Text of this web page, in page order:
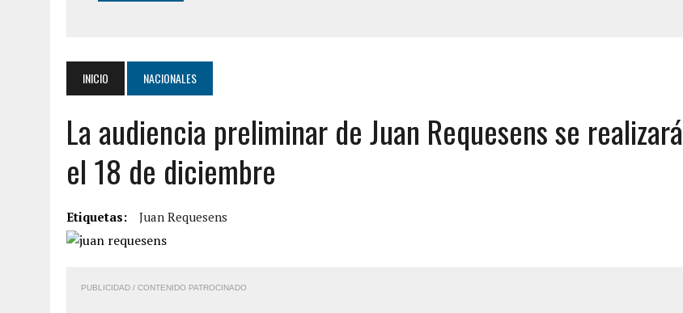
2 AGOSTO, 2026 | AYUDABA A PERSONAS EN SITUACIÓN DE CALLE Y MURIÓ A MANOS DE VARIOS DE ELLOS EN MATURÍN
2 AGOSTO, 2026
COLAPSÓ TECHO DE UNA VIVIENDA EN EL CENTRO DE CARACAS CON MÁS DE 20 PERSONAS ADENTRO
2 AGOSTO, 2026 | FALCÓN: MUJER ATACÓ CON UN CUCHILLO A SUS HIJOS, UNO PERDIÓ LA VIDA
2 AGOSTO, 2026
CONMOCIÓN EN CHILE POR BRUTAL CRIMEN CONTRA ADOLESCENTE VENEZOLANO: AUTOR MATERIAL SE MANTIENE EN FUGA
6 AGOSTO, 2026
CONMOCIÓN EN COLORADO POR ASESINATO DE UNA ADOLESCENTE VENEZOLANA EN REUNIÓN CON AMIGOS
INICIO NACIONALES
La audiencia preliminar de Juan Requesens se realizará
el 18 de diciembre
Etiquetas: Juan Requesens
PUBLICIDAD / CONTENIDO PATROCINADO